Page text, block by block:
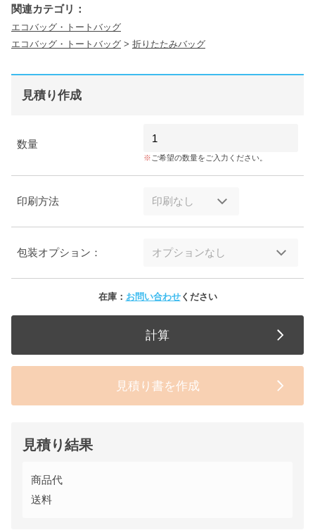
関連カテゴリ：
エコバッグ・トートバッグ
エコバッグ・トートバッグ > 折りたたみバッグ
見積り作成
数量
ご希望の数量をご入力ください。
印刷方法
包装オプション：
在庫： お問い合わせください
計算
見積り書を作成
見積り結果
商品代
送料